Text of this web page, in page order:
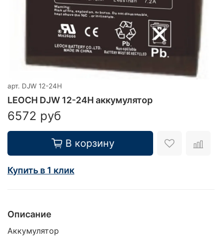
арт. DJW 12-24Н
LEOCH DJW 12-24Н аккумулятор
6572 руб
В корзину
Купить в 1 клик
Описание
Аккумулятор